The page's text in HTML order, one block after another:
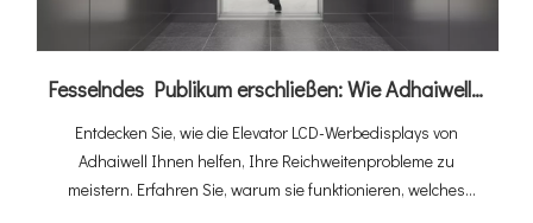
Fesselndes Publikum erschließen: Wie Adhaiwells Elevator Digital Signage Aufzüge in Einnahmequellen verwandelt
Entdecken Sie, wie die Elevator LCD-Werbedisplays von
Adhaiwell Ihnen helfen, Ihre Reichweitenprobleme zu
meistern. Erfahren Sie, warum sie funktionieren, welches